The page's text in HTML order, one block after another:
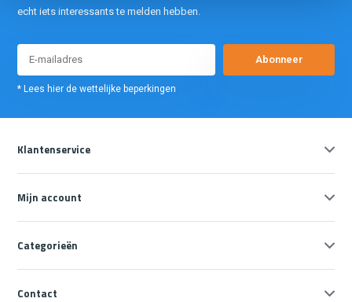
echt iets interessants te melden hebben.
Abonneer
* Lees hier de wettelijke beperkingen
Klantenservice
Mijn account
Categorieën
Contact